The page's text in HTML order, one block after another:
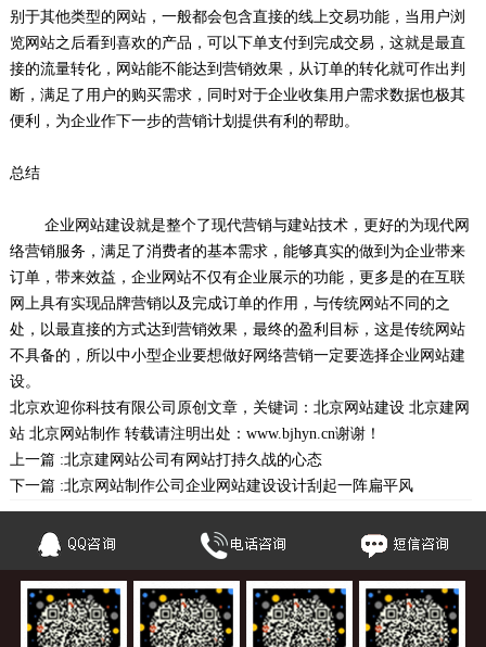
别于其他类型的网站，一般都会包含直接的线上交易功能，当用户浏
览网站之后看到喜欢的产品，可以下单支付到完成交易，这就是最直
接的流量转化，网站能不能达到营销效果，从订单的转化就可作出判
断，满足了用户的购买需求，同时对于企业收集用户需求数据也极其
便利，为企业作下一步的营销计划提供有利的帮助。
总结
企业网站建设就是整个了现代营销与建站技术，更好的为现代网
络营销服务，满足了消费者的基本需求，能够真实的做到为企业带来
订单，带来效益，企业网站不仅有企业展示的功能，更多是的在互联
网上具有实现品牌营销以及完成订单的作用，与传统网站不同的之
处，以最直接的方式达到营销效果，最终的盈利目标，这是传统网站
不具备的，所以中小型企业要想做好网络营销一定要选择企业网站建
设。
北京欢迎你科技有限公司 原创文章，关键词： 北京网站建设 北京建网
站 北京网站制作 转载请注明出处： www.bjhyn.cn谢谢！
上一篇 :北京建网站公司有网站打持久战的心态
下一篇 :北京网站制作公司企业网站建设设计刮起一阵扁平风